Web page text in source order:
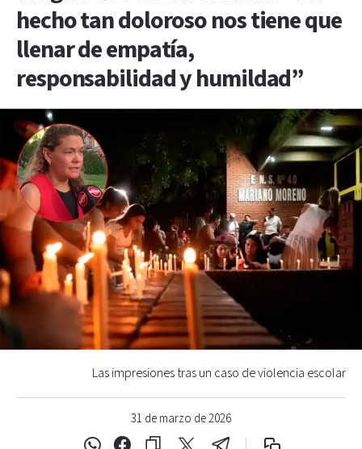
hecho tan doloroso nos tiene que
llenar de empatía,
responsabilidad y humildad”
31 de marzo de 2026
Las impresiones tras un caso de violencia escolar